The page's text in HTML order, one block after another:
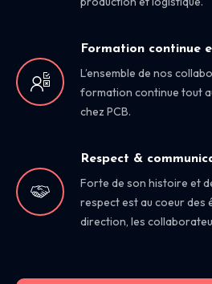
Formation continue
L’ensemble de nos
formation continue tout
chez PCB.
Respect &
Forte de son histoire et
respect est au coeur des
direction, les